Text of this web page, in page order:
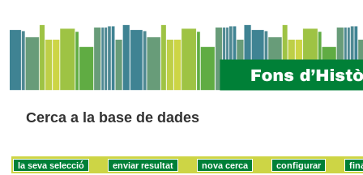
Cerca a la base de dades